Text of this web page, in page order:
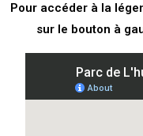
Pour accéder à la
sur le bouton à